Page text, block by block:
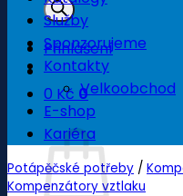
Přihlášení
0 Kč 0
Košík
Služby
Sponzorujeme
Kontakty
Velkoobchod
E-shop
Kariéra
Potápěčské potřeby /
Kompenzátory vztlaku